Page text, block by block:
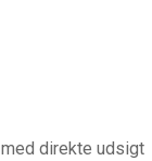
direkte udsigt